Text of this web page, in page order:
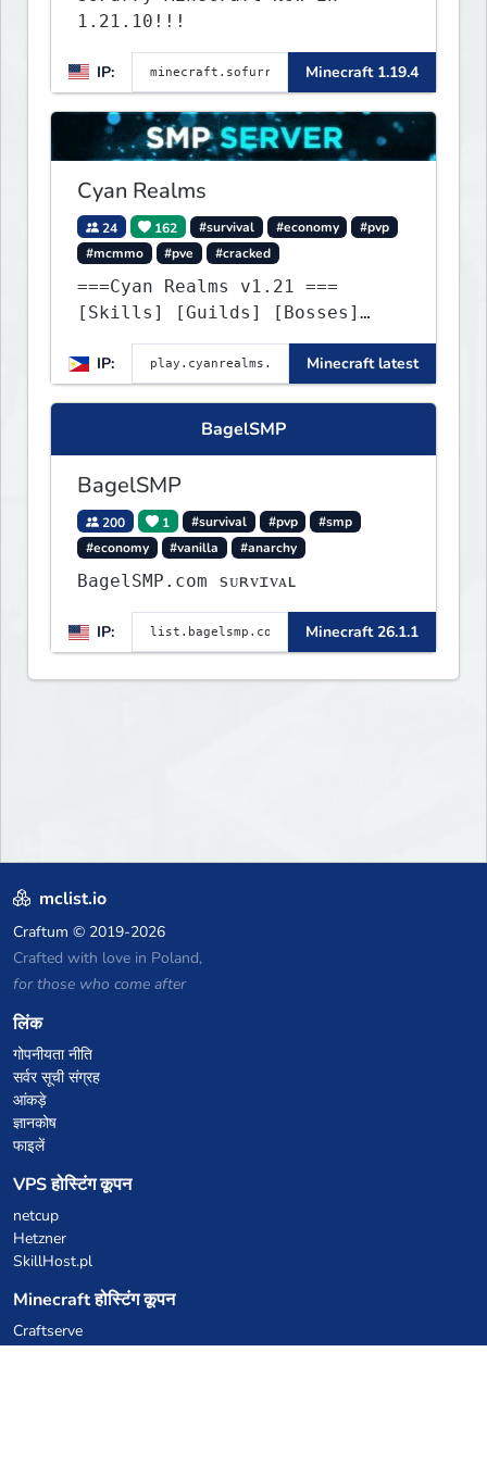
1.21.10!!!
IP: Minecraft 1.19.4
Cyan Realms
24 162 #survival #economy
#pvp
#mcmmo
#pve #cracked
===Cyan Realms v1.21 ===
[Skills] [Guilds] [Bosses]
[Unique] [No Griefing]
IP:
Minecraft latest
BagelSMP
BagelSMP
200 1 #survival #pvp
#smp
#economy
#vanilla #anarchy
BagelSMP.com ѕᴜʀᴠɪᴠᴀʟ
IP: Minecraft 26.1.1
mclist.io
Craftum © 2019-2026
Crafted with love in Poland,
for those who come after
लिंक
गोपनीयता नीति
सर्वर सूची संग्रह
आंकड़े
ज्ञानकोष
फाइलें
VPS होस्टिंग कूपन
netcup
Hetzner
SkillHost.pl
Minecraft होस्टिंग कूपन
Craftserve